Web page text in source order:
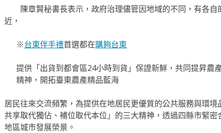
陳章賢秘書長表示，政府治理儘管因地域的不同，有各自
近，
※台東伴手禮首選都在購夠台東
提供「出貨到都會區24小時到貨」保證新鮮，共同提昇農
精神，開拓臺東農產精品藍海
居民往來交流頻繁，為提供在地居民更優質的公共服務與環
共享取代獨佔、補位取代本位」的三大精神，透過四縣市緊
地區城市發展榮景。